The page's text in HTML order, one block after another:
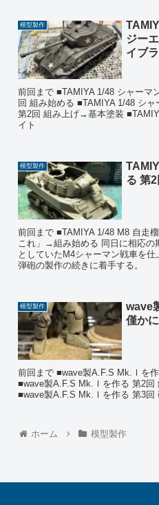
模型製作
ジー
イブ
前回まで ■TAMIYA 1/48 シャーマ
回 組み始める ■TAMIYA 1/48 シ
第2回 組み上げ→基本塗装
イト
模型製作
る 第
前回まで ■TAMIYA 1/48 M8 自走
これ」→組み始める 同日に相応の
としていたM4シャーマン戦車を
弾砲の製作の続きに着手する。
模型製作
wave
僅か
前回まで ■wave製A.F.S Mk.Ⅰを
■wave製A.F.S Mk.Ⅰを作る 第2回
■wave製A.F.S Mk.Ⅰを作る 第3回
ホーム 模型製作